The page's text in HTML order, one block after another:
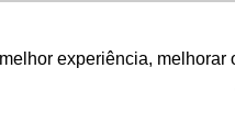
experiência,
PÓS-